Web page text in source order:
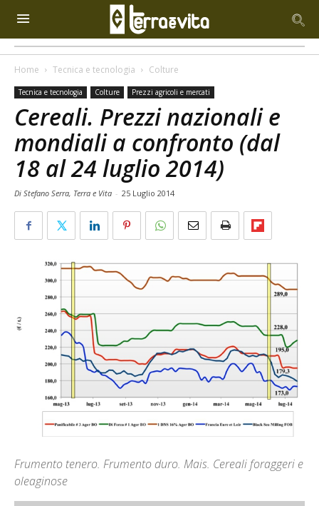
Home Tecnica e tecnologia Colture
Tecnica e tecnologia Colture Prezzi agricoli e mercati
Cereali. Prezzi nazionali e
mondiali a confronto (dal
18 al 24 luglio 2014)
Di Stefano Serra, Terra e Vita - 25 Luglio 2014
Frumento tenero. Frumento duro. Mais. Cereali foraggeri e
oleaginose